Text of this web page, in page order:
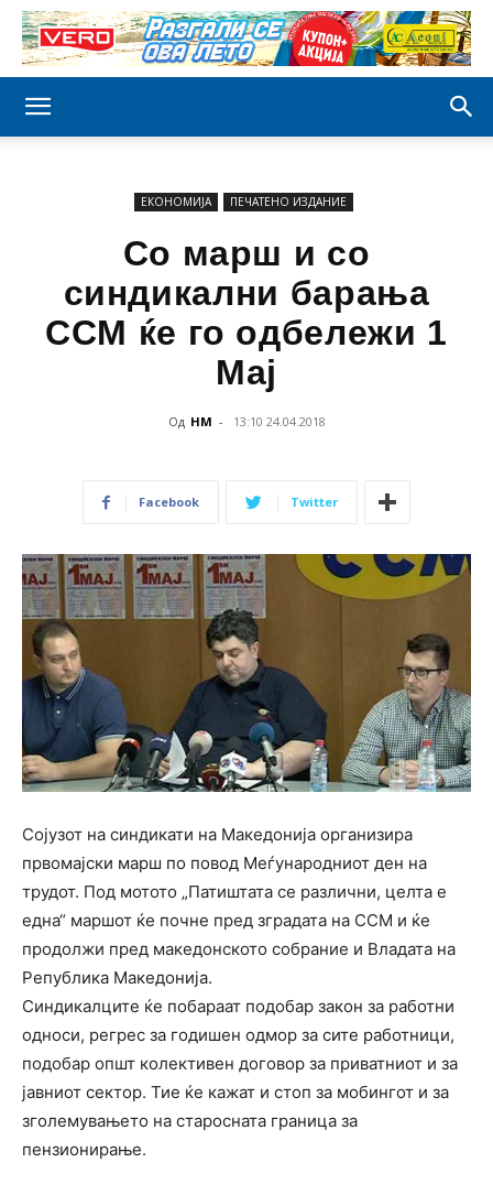
ЕКОНОМИЈА ПЕЧАТЕНО ИЗДАНИЕ
Со марш и со
синдикални барања
ССМ ќе го одбележи 1
Мај
Од НМ - 13:10 24.04.2018
Facebook Twitter
Сојузот на синдикати на Македонија организира
првомајски марш по повод Меѓународниот ден на
трудот. Под мотото „Патиштата се различни, целта е
една“ маршот ќе почне пред зградата на ССМ и ќе
продолжи пред македонското собрание и Владата на
Република Македонија.
Синдикалците ќе побараат подобар закон за работни
односи, регрес за годишен одмор за сите работници,
подобар општ колективен договор за приватниот и за
јавниот сектор. Тие ќе кажат и стоп за мобингот и за
зголемувањето на старосната граница за
пензионирање.